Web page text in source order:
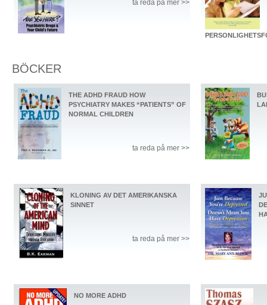
ta reda på mer >>
BÖCKER
THE ADHD FRAUD HOW
PSYCHIATRY MAKES “PATIENTS” OF
NORMAL CHILDREN
ta reda på mer >>
KLONING AV DET AMERIKANSKA
SINNET
ta reda på mer >>
NO MORE ADHD